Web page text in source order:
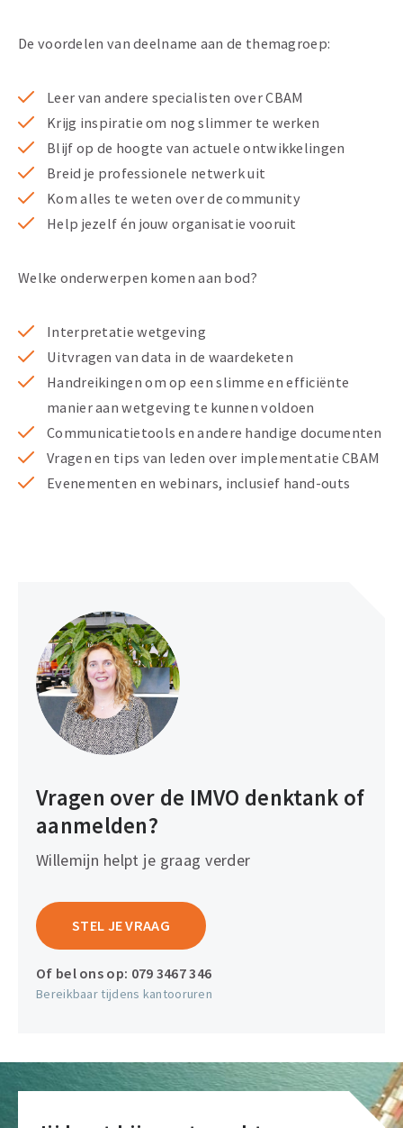
De voordelen van deelname aan de themagroep:
Leer van andere specialisten over CBAM
Krijg inspiratie om nog slimmer te werken
Blijf op de hoogte van actuele ontwikkelingen
Breid je professionele netwerk uit
Kom alles te weten over de community
Help jezelf én jouw organisatie vooruit
Welke onderwerpen komen aan bod?
Interpretatie wetgeving
Uitvragen van data in de waardeketen
Handreikingen om op een slimme en efficiënte
manier aan wetgeving te kunnen voldoen
Communicatietools en andere handige documenten
Vragen en tips van leden over implementatie CBAM
Evenementen en webinars, inclusief hand-outs
Vragen over de IMVO denktank of
aanmelden?
Willemijn helpt je graag verder
STEL JE VRAAG
Of bel ons op: 079 3467 346
Bereikbaar tijdens kantooruren